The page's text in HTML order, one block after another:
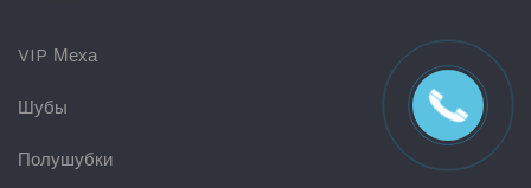
VIP Меха
Шубы
Полушубки